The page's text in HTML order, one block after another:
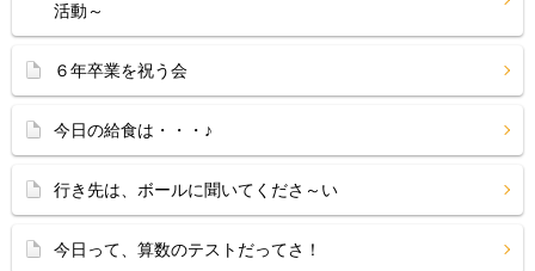
活動～
６年卒業を祝う会
今日の給食は・・・♪
行き先は、ボールに聞いてくださ～い
今日って、算数のテストだってさ！